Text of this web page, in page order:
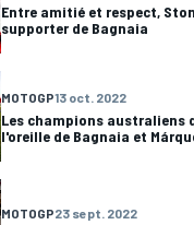
Entre amitié et respect,
supporter de Bagnaia
MOTOGP13 oct. 2022
Les champions australiens
l'oreille de Bagnaia et
MOTOGP23 sept. 2022